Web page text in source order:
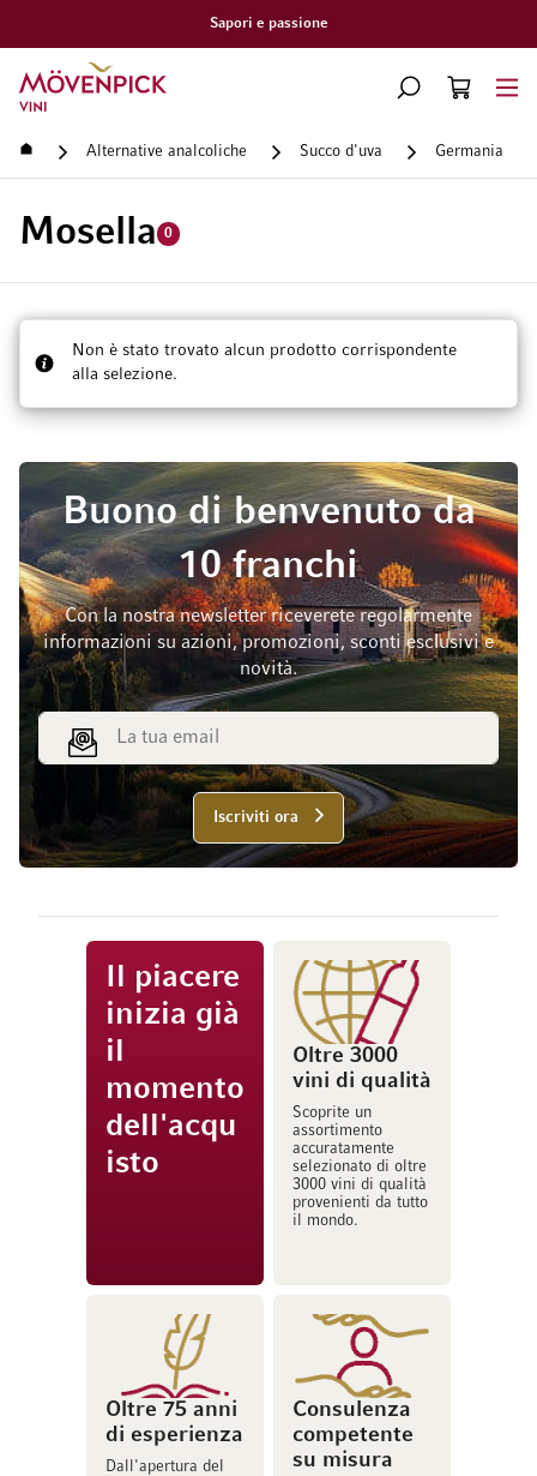
Sapori e passione
Vai alla Home Page
CERCA
CART
Home Alternative analcoliche Succo d'uva Germania
Mosella 0
Non è stato trovato alcun prodotto corrispondente
alla selezione.
Buono di benvenuto da
10 franchi
Con la nostra newsletter riceverete regolarmente
informazioni su azioni, promozioni, sconti esclusivi e
novità.
Indirizzo email
Iscriviti ora
Il piacere
inizia già
il
momento
dell'acqu
isto
Oltre 3000
vini di qualità
Scoprite un
assortimento
accuratamente
selezionato di oltre
3000 vini di qualità
provenienti da tutto
il mondo.
Oltre 75 anni
di esperienza
Dall'apertura del
Consulenza
competente
su misura